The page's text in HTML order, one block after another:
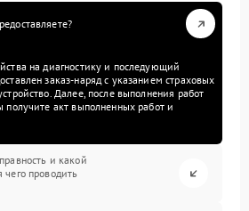
на диагностику и последующий
заказ-наряд с указанием страховых
Далее, после выполнения работ
получите акт выполненных работ и
и какой
проводить